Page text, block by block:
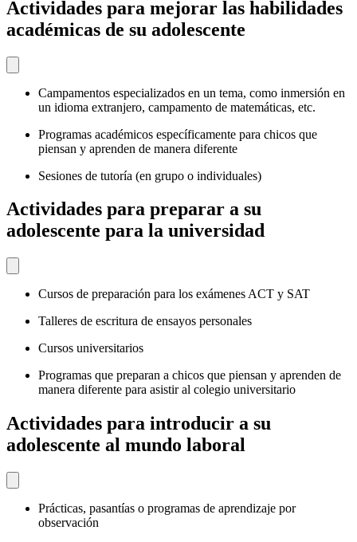
Actividades para mejorar las habilidades
académicas de su adolescente
Campamentos especializados en un tema, como inmersión en
un idioma extranjero, campamento de matemáticas, etc.
Programas académicos específicamente para chicos que
piensan y aprenden de manera diferente
Sesiones de tutoría (en grupo o individuales)
Actividades para preparar a su
adolescente para la universidad
Cursos de preparación para los exámenes ACT y SAT
Talleres de escritura de ensayos personales
Cursos universitarios
Programas que preparan a chicos que piensan y aprenden de
manera diferente para asistir al colegio universitario
Actividades para introducir a su
adolescente al mundo laboral
Prácticas, pasantías o programas de aprendizaje por
observación